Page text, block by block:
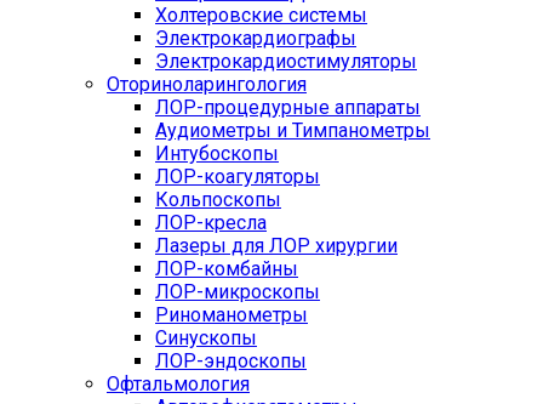
Холтеровские системы
Электрокардиографы
Электрокардиостимуляторы
Оториноларингология
ЛОР-процедурные аппараты
Аудиометры и Тимпанометры
Интубоскопы
ЛОР-коагуляторы
Кольпоскопы
ЛОР-кресла
Лазеры для ЛОР хирургии
ЛОР-комбайны
ЛОР-микроскопы
Риноманометры
Синускопы
ЛОР-эндоскопы
Офтальмология